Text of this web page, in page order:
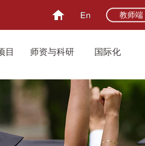
教师端
目 师资与科研 国际化